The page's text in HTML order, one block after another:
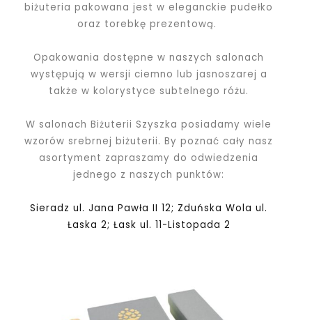
biżuteria pakowana jestw eleganckie pudełko
oraz torebkę prezentową.
Opakowania dostępne w naszych salonach
występują w wersji ciemno lub jasnoszarej a
także w kolorystyce subtelnego różu.
W salonach Biżuterii Szyszka posiadamy wiele
wzorów srebrnej biżuterii. By poznać cały nasz
asortyment zapraszamy do odwiedzenia
jednego z naszych punktów:
Sieradz ul. Jana Pawła II 12; Zduńska Wola ul.
Łaska 2; Łask ul. 11-Listopada 2